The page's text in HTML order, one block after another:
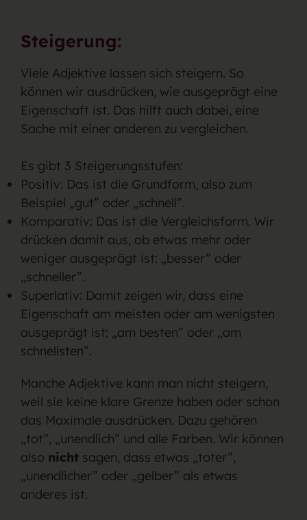
Steigerung:
Viele Adjektive lassen sich steigern. So
können wir ausdrücken, wie ausgeprägt eine
Eigenschaft ist. Das hilft auch dabei, eine
Sache mit einer anderen zu vergleichen.
Es gibt 3 Steigerungsstufen:
Positiv: Das ist die Grundform, also zum
Beispiel „gut” oder „schnell”.
Komparativ: Das ist die Vergleichsform. Wir
drücken damit aus, ob etwas mehr oder
weniger ausgeprägt ist: „besser” oder
„schneller”.
Superlativ: Damit zeigen wir, dass eine
Eigenschaft am meisten oder am wenigsten
ausgeprägt ist: „am besten” oder „am
schnellsten”.
Manche Adjektive kann man nicht steigern,
weil sie keine klare Grenze haben oder schon
das Maximale ausdrücken. Dazu gehören
„tot”, „unendlich” und alle Farben. Wir können
also nicht sagen, dass etwas „toter”,
„unendlicher” oder „gelber” als etwas
anderes ist.